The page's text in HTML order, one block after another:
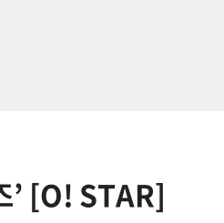
’ [O! STAR]